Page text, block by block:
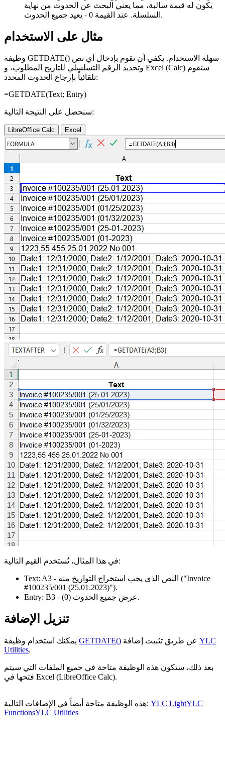
يكون له قيمة سالبة، مما يعني البحث عن الحدوث من نهاية
السلسلة. عند القيمة 0 - يعيد جميع الحدوث.
مثال على الاستخدام
وظيفة GETDATE() سهلة الاستخدام. يكفي أن تقوم بإدخال أي نص
وتحديد الرقم التسلسلي للتاريخ المطلوب، و Excel (Calc) ستقوم
تلقائياً بإرجاع الحدوث المحدد:
=GETDATE(Text; Entry)
سنحصل على النتيجة التالية:
LibreOffice Calc Excel
في هذا المثال، تُستخدم القيم التالية:
Text: A3
("Invoice
#100235/001 (25.01.2023)").
Entry: B3 - عرض جميع الحدوث (0) .
تنزيل الإضافة
GETDATE()
YLC
Utilities.
بعد ذلك، ستكون هذه الوظيفة متاحة في جميع الملفات التي سيتم
فتحها في Excel (LibreOffice Calc).
هذه الوظيفة متاحة أيضاً في الإضافات التالية: YLC LightYLC
FunctionsYLC Utilities